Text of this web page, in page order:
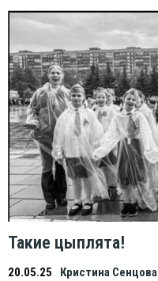
Такие цыплята!
20.05.25 Кристина Сенцова